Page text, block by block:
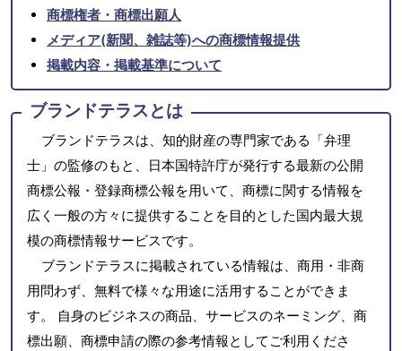
商標権者・商標出願人
メディア(新聞、雑誌等)への商標情報提供
掲載内容・掲載基準について
ブランドテラスとは
ブランドテラスは、知的財産の専門家である「弁理
士」の監修のもと、日本国特許庁が発行する最新の公開
商標公報・登録商標公報を用いて、商標に関する情報を
広く一般の方々に提供することを目的とした国内最大規
模の商標情報サービスです。
ブランドテラスに掲載されている情報は、商用・非商
用問わず、無料で様々な用途に活用することができま
す。 自身のビジネスの商品、サービスのネーミング、商
標出願、商標申請の際の参考情報としてご利用くださ